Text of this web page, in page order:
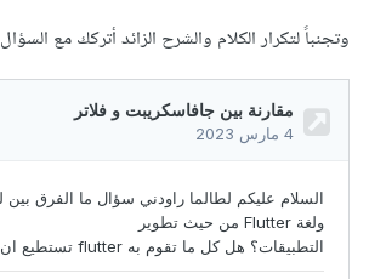
وتجنباً لتكرار الكلام والشرح الزائد أتركك مع السؤال: